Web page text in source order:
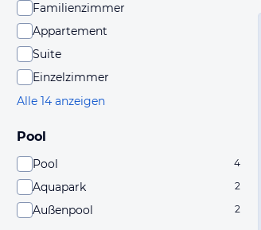
Familienzimmer
Appartement
Suite
Einzelzimmer
Alle 14 anzeigen
Pool
Pool 4
Aquapark 2
Außenpool 2